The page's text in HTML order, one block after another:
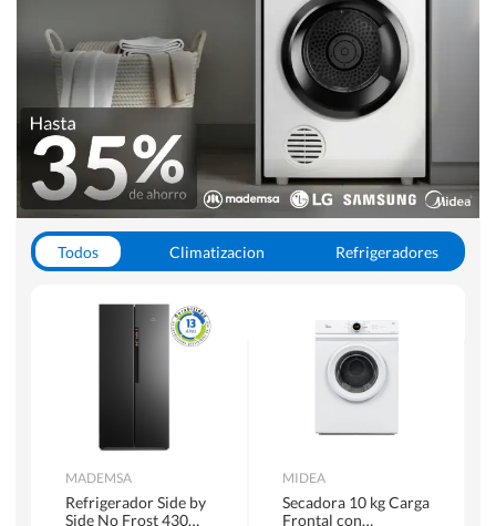
Todos Climatizacion
Refrigeradores
Hornos y Microondas
MADEMSA
Refrigerador Side by
Side No Frost 430
MIDEA
Secadora 10 kg Carga
Frontal con